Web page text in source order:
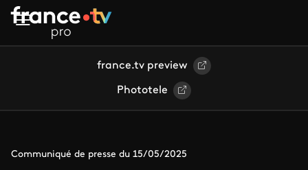
Aller au contenu principal
france.tv preview
Phototele
Communiqué de presse du 15/05/2025